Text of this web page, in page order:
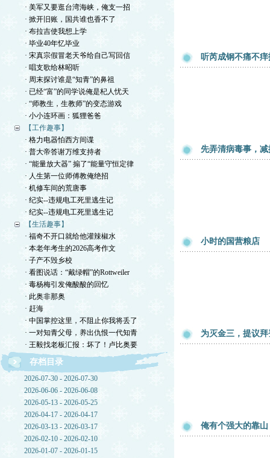
· 美军又要逛台湾海峡，俺支一招
· 掀开旧账，国共谁也香不了
· 布拉吉使我想上学
· 毕业40年忆毕业
· 宋真宗假冒老天爷给自己写回信
· 唱支歌给林昭听
· 周末探讨谁是“知青”的鼻祖
· 已经“富”的同学说俺是杞人忧天
· “师教生，生教师”的变态游戏
· 小小连环画：狐狸爸爸
【工作趣事】
· 格力电器怕西方间谍
· 普大帝答谢万维支持者
· “能量放大器” 搧了“能量守恒定律
· 人生第一位师傅教俺绝招
· 机修车间的荒唐事
· 纪实--违规电工死里逃生记
· 纪实--违规电工死里逃生记
【生活趣事】
· 福奇不开口就给他灌辣椒水
· 本老年考生的2026高考作文
· 子产不毁乡校
· 看图说话：“戴绿帽”的Rottweiler
· 毒杨梅引发俺酸酸的回忆
· 此奥非那奥
· 赶海
· 中国掌控这里，不阻止你我将丢了
· 一对知青父母，养出仇恨一代知青
· 王毅找老板汇报：坏了！卢比奥要
存档目录
2026-07-30 - 2026-07-30
2026-06-06 - 2026-06-08
2026-05-13 - 2026-05-25
2026-04-17 - 2026-04-17
2026-03-13 - 2026-03-17
2026-02-10 - 2026-02-10
2026-01-07 - 2026-01-15
听芮成钢不痛不痒
先弄清病毒事，
小时的国营粮店
为灭金三，提议
俺有个强大的靠山